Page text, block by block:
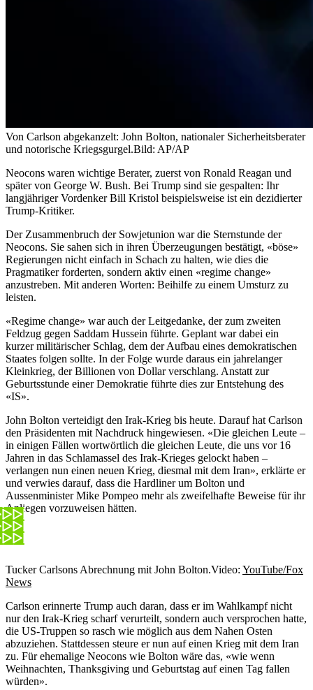
Von Carlson abgekanzelt: John Bolton, nationaler Sicherheitsberater
und notorische Kriegsgurgel.Bild: AP/AP
Neocons waren wichtige Berater, zuerst von Ronald Reagan und
später von George W. Bush. Bei Trump sind sie gespalten: Ihr
langjähriger Vordenker Bill Kristol beispielsweise ist ein dezidierter
Trump-Kritiker.
Der Zusammenbruch der Sowjetunion war die Sternstunde der
Neocons. Sie sahen sich in ihren Überzeugungen bestätigt, «böse»
Regierungen nicht einfach in Schach zu halten, wie dies die
Pragmatiker forderten, sondern aktiv einen «regime change»
anzustreben. Mit anderen Worten: Beihilfe zu einem Umsturz zu
leisten.
«Regime change» war auch der Leitgedanke, der zum zweiten
Feldzug gegen Saddam Hussein führte. Geplant war dabei ein
kurzer militärischer Schlag, dem der Aufbau eines demokratischen
Staates folgen sollte. In der Folge wurde daraus ein jahrelanger
Kleinkrieg, der Billionen von Dollar verschlang. Anstatt zur
Geburtsstunde einer Demokratie führte dies zur Entstehung des
«IS».
John Bolton verteidigt den Irak-Krieg bis heute. Darauf hat Carlson
den Präsidenten mit Nachdruck hingewiesen. «Die gleichen Leute –
in einigen Fällen wortwörtlich die gleichen Leute, die uns vor 16
Jahren in das Schlamassel des Irak-Krieges gelockt haben –
verlangen nun einen neuen Krieg, diesmal mit dem Iran», erklärte er
und verwies darauf, dass die Hardliner um Bolton und
Aussenminister Mike Pompeo mehr als zweifelhafte Beweise für ihr
Anliegen vorzuweisen hätten.
Tucker Carlsons Abrechnung mit John Bolton.Video: YouTube/Fox
News
Carlson erinnerte Trump auch daran, dass er im Wahlkampf nicht
nur den Irak-Krieg scharf verurteilt, sondern auch versprochen hatte,
die US-Truppen so rasch wie möglich aus dem Nahen Osten
abzuziehen. Stattdessen steure er nun auf einen Krieg mit dem Iran
zu. Für ehemalige Neocons wie Bolton wäre das, «wie wenn
Weihnachten, Thanksgiving und Geburtstag auf einen Tag fallen
würden».